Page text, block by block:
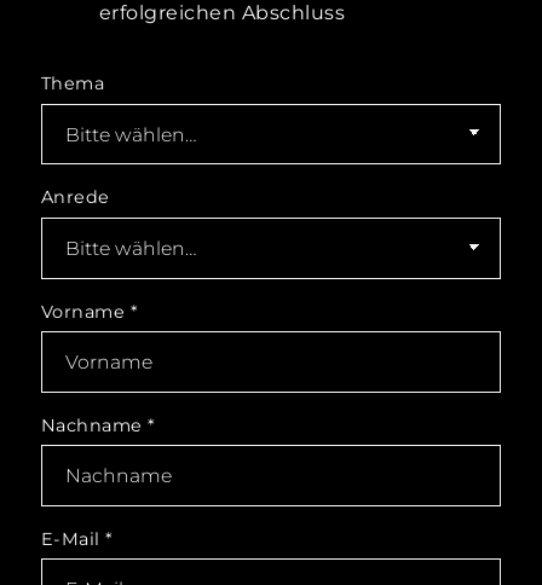
erfolgreichen Abschluss
Thema
Anrede
Vorname *
Nachname*
E-Mail*